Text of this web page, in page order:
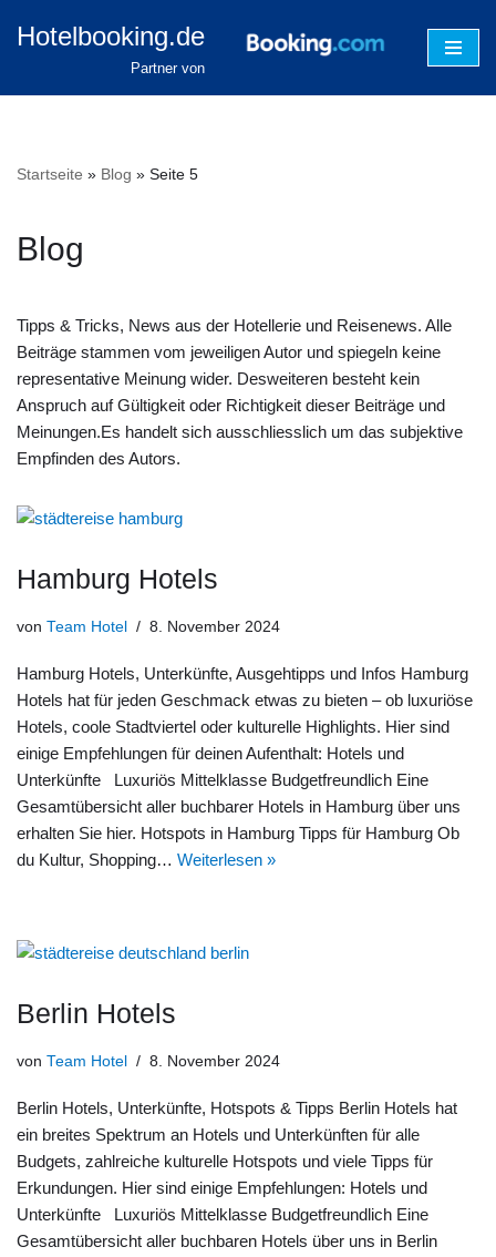
Hotelbooking.de
Partner von
Startseite » Blog » Seite 5
Blog
Tipps & Tricks, News aus der Hotellerie und Reisenews. Alle
Beiträge stammen vom jeweiligen Autor und spiegeln keine
representative Meinung wider. Desweiteren besteht kein
Anspruch auf Gültigkeit oder Richtigkeit dieser Beiträge und
Meinungen.Es handelt sich ausschliesslich um das subjektive
Empfinden des Autors.
Hamburg Hotels
von Team Hotel 8. November 2024
Hamburg Hotels, Unterkünfte, Ausgehtipps und Infos Hamburg
Hotels hat für jeden Geschmack etwas zu bieten – ob luxuriöse
Hotels, coole Stadtviertel oder kulturelle Highlights. Hier sind
einige Empfehlungen für deinen Aufenthalt: Hotels und
Unterkünfte Luxuriös Mittelklasse Budgetfreundlich Eine
Gesamtübersicht aller buchbarer Hotels in Hamburg über uns
erhalten Sie hier. Hotspots in Hamburg Tipps für Hamburg Ob
du Kultur, Shopping… Weiterlesen »
Berlin Hotels
von Team Hotel 8. November 2024
Berlin Hotels, Unterkünfte, Hotspots & Tipps Berlin Hotels hat
ein breites Spektrum an Hotels und Unterkünften für alle
Budgets, zahlreiche kulturelle Hotspots und viele Tipps für
Erkundungen. Hier sind einige Empfehlungen: Hotels und
Unterkünfte Luxuriös Mittelklasse Budgetfreundlich Eine
Gesamtübersicht aller buchbaren Hotels über uns in Berlin